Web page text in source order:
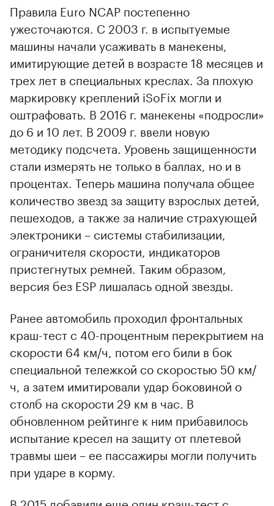
Правила Euro NCAP постепенно
ужесточаются. С 2003 г. в испытуемые
машины начали усаживать в манекены,
имитирующие детей в возрасте 18 месяцев и
трех лет в специальных креслах. За плохую
маркировку креплений iSoFix могли и
оштрафовать. В 2016 г. манекены «подросли»
до 6 и 10 лет. В 2009 г. ввели новую
методику подсчета. Уровень защищенности
стали измерять не только в баллах, но и в
процентах. Теперь машина получала общее
количество звезд за защиту взрослых детей,
пешеходов, а также за наличие страхующей
электроники – системы стабилизации,
ограничителя скорости, индикаторов
пристегнутых ремней. Таким образом,
версия без ESP лишалась одной звезды.
Ранее автомобиль проходил фронтальных
краш-тест с 40-процентным перекрытием на
скорости 64 км/ч, потом его били в бок
специальной тележкой со скоростью 50 км/
ч, а затем имитировали удар боковиной о
столб на скорости 29 км в час. В
обновленном рейтинге к ним прибавилось
испытание кресел на защиту от плетевой
травмы шеи – ее пассажиры могли получить
при ударе в корму.